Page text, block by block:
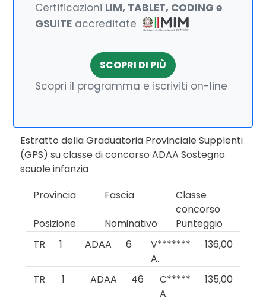
Certificazioni LIM, TABLET, CODING e
GSUITE accreditate
SCOPRI DI PIÙ
Scopri il programma e iscriviti on-line
Estratto della Graduatoria Provinciale Supplenti
(GPS) su classe di concorso ADAA Sostegno
scuole infanzia
Provincia
Fascia
Classe
concorso
Posizione
Nominativo
Punteggio
TR
1 ADAA 6
V*******
A.
136,00
TR 1 ADAA 46
C*****
A.
135,00